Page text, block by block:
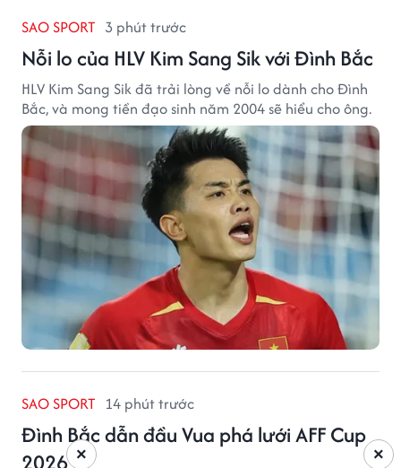
SAO SPORT 3 phút trước
Nỗi lo của HLV Kim Sang Sik với Đình Bắc
HLV Kim Sang Sik đã trải lòng về nỗi lo dành cho Đình
Bắc, và mong tiền đạo sinh năm 2004 sẽ hiểu cho ông.
SAO SPORT 14 phút trước
Đình Bắc dẫn đầu Vua phá lưới AFF Cup
×
×